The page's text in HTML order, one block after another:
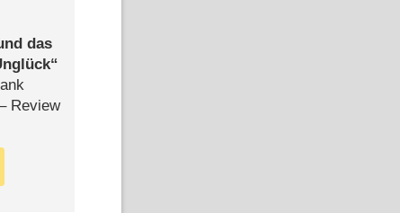
das
Review